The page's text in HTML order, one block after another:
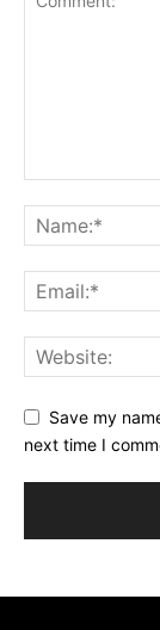
Save my
next time I